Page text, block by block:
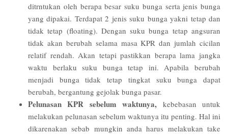
ditrntukan oleh berapa besar suku bunga serta jenis bunga
yang dipakai. Terdapat 2 jenis suku bunga yakni tetap dan
tidak tetap (floating). Dengan suku bunga tetap angsuran
tidak akan berubah selama masa KPR dan jumlah cicilan
relatif rendah. Akan tetapi pastikkan berapa lama jangka
waktu berlaku suku bunga tetap ini. Apabila berubah
menjadi bunga tidak tetap tingkat suku bunga dapat
berubah, bergantung gejolak bunga pasar.
Pelunasan KPR sebelum waktunya, kebebasan untuk
melakukan pelunasan sebelum waktunya itu penting. Hal ini
dikarenakan sebab mungkin anda harus melakukan take